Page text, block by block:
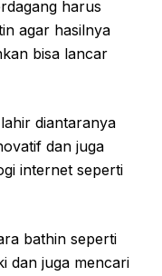
harus
agar hasilnya
bisa lancar
diantaranya
dan juga
internet seperti
bathin seperti
dan juga mencari